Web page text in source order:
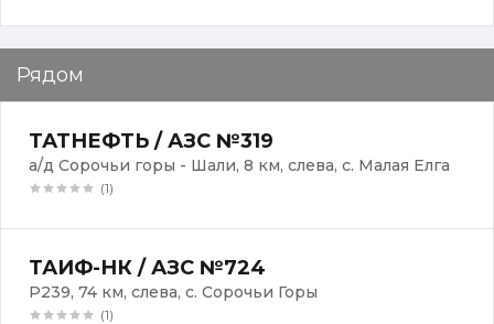
Рядом
ТАТНЕФТЬ / АЗС №319
а/д Сорочьи горы - Шали, 8 км, слева, с. Малая Елга
(1)
ТАИФ-НК / АЗС №724
Р239, 74 км, слева, с. Сорочьи Горы
(1)